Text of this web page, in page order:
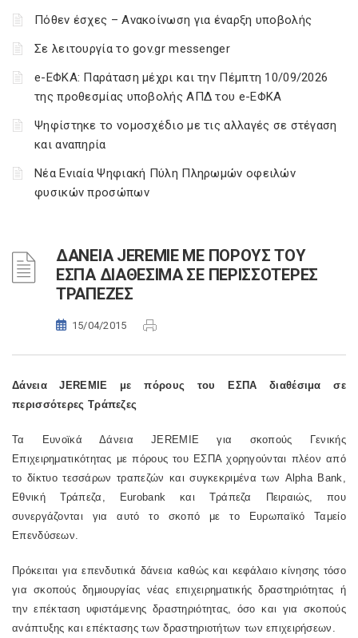
Πόθεν έσχες – Ανακοίνωση για έναρξη υποβολής
Σε λειτουργία το gov.gr messenger
e-ΕΦΚΑ: Παράταση μέχρι και την Πέμπτη 10/09/2026
της προθεσμίας υποβολής ΑΠΔ του e-ΕΦΚΑ
Ψηφίστηκε το νομοσχέδιο με τις αλλαγές σε στέγαση
και αναπηρία
Νέα Ενιαία Ψηφιακή Πύλη Πληρωμών οφειλών
φυσικών προσώπων
ΔΑΝΕΙΑ JEREMIE ΜΕ ΠΟΡΟΥΣ ΤΟΥ
ΕΣΠΑ ΔΙΑΘΕΣΙΜΑ ΣΕ ΠΕΡΙΣΣΟΤΕΡΕΣ
ΤΡΑΠΕΖΕΣ
15/04/2015
Δάνεια JEREMIE με πόρους του ΕΣΠΑ διαθέσιμα σε
περισσότερες Τράπεζες
Τα Ευνοϊκά Δάνεια JEREMIE για σκοπούς Γενικής
Επιχειρηματικότητας με πόρους του ΕΣΠΑ χορηγούνται πλέον από
το δίκτυο τεσσάρων τραπεζών και συγκεκριμένα των Alpha Bank,
Εθνική Τράπεζα, Eurobank και Τράπεζα Πειραιώς, που
συνεργάζονται για αυτό το σκοπό με το Ευρωπαϊκό Ταμείο
Επενδύσεων.
Πρόκειται για επενδυτικά δάνεια καθώς και κεφάλαιο κίνησης τόσο
για σκοπούς δημιουργίας νέας επιχειρηματικής δραστηριότητας ή
την επέκταση υφιστάμενης δραστηριότητας, όσο και για σκοπούς
ανάπτυξης και επέκτασης των δραστηριοτήτων των επιχειρήσεων.